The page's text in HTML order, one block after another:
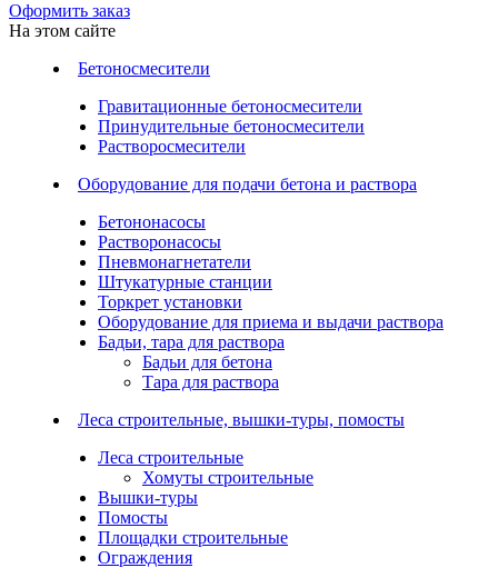
Оформить заказ
На этом сайте
Бетоносмесители
Гравитационные бетоносмесители
Принудительные бетоносмесители
Растворосмесители
Оборудование для подачи бетона и раствора
Бетононасосы
Растворонасосы
Пневмонагнетатели
Штукатурные станции
Торкрет установки
Оборудование для приема и выдачи раствора
Бадьи, тара для раствора
Бадьи для бетона
Тара для раствора
Леса строительные, вышки-туры, помосты
Леса строительные
Хомуты строительные
Вышки-туры
Помосты
Площадки строительные
Ограждения